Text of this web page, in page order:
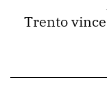
Trento